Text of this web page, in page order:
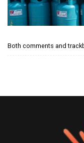
Both comments and